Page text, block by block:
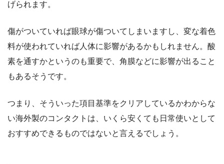
げられます。
傷がついていれば眼球が傷ついてしまいますし、変な着色
料が使われていれば人体に影響があるかもしれません。酸
素を通すかというのも重要で、角膜などに影響が出ること
もあるそうです。
つまり、そういった項目基準をクリアしているかわからな
い海外製のコンタクトは、いくら安くても日常使いとして
おすすめできるものではないと言えるでしょう。